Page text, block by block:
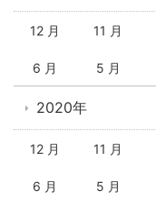
12 月 11 月
6 月 5 月
2020年
12 月 11 月
6 月 5 月